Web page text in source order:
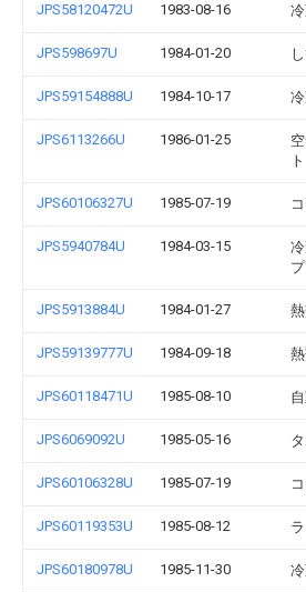
JPS58120472U 1983-08-16
JPS598697U 1984-01-20
JPS59154888U 1984-10-17
JPS6113266U 1986-01-25
ト
JPS60106327U 1985-07-19
JPS5940784U 1984-03-15
プ
JPS5913884U 1984-01-27
JPS59139777U 1984-09-18
JPS60118471U 1985-08-10
JPS6069092U 1985-05-16
JPS60106328U 1985-07-19
JPS60119353U 1985-08-12
JPS60180978U 1985-11-30